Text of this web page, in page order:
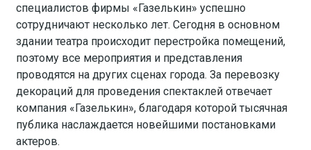
специалистов фирмы «Газелькин» успешно
сотрудничают несколько лет. Сегодня в основном
здании театра происходит перестройка помещений,
поэтому все мероприятия и представления
проводятся на других сценах города. За перевозку
декораций для проведения спектаклей отвечает
компания «Газелькин», благодаря которой тысячная
публика наслаждается новейшими постановками
актеров.